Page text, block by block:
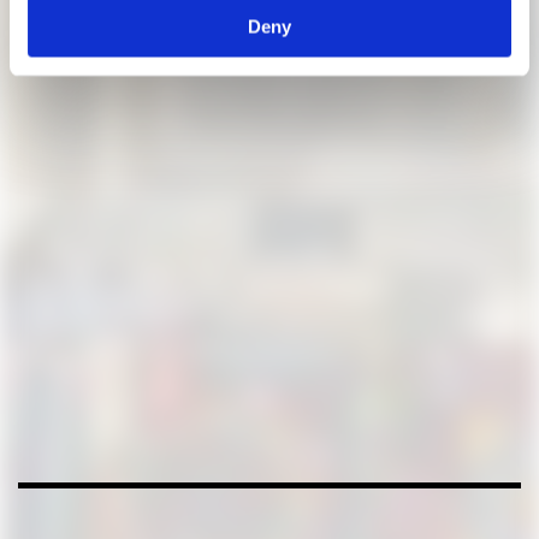
Deny
Ort | ARI Space, Raum 1710, Hauptgebäude TUM